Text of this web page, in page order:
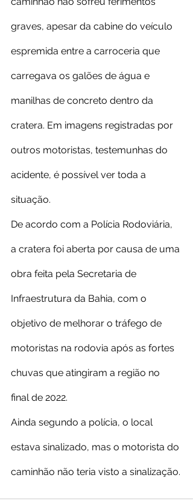
graves, apesar da cabine do veículo
espremida entre a carroceria que
carregava os galões de água e
manilhas de concreto dentro da
cratera. Em imagens registradas por
outros motoristas, testemunhas do
acidente, é possível ver toda a
situação.
De acordo com a Polícia Rodoviária,
a cratera foi aberta por causa de uma
obra feita pela Secretaria de
Infraestrutura da Bahia, com o
objetivo de melhorar o tráfego de
motoristas na rodovia após as fortes
chuvas que atingiram a região no
final de 2022.
Ainda segundo a polícia, o local
estava sinalizado, mas o motorista do
caminhão não teria visto a sinalização.